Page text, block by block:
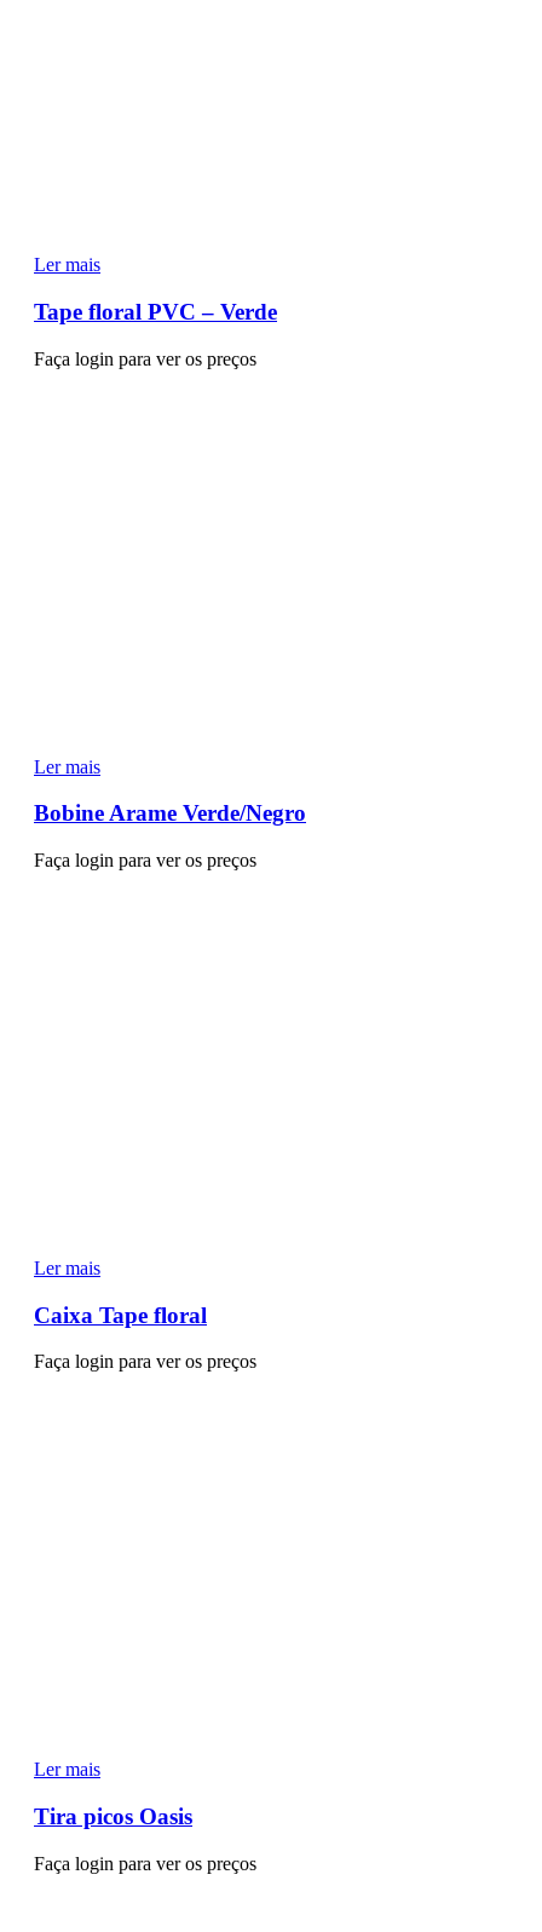
Ler mais
Tape floral PVC – Verde
Faça login para ver os preços
Ler mais
Bobine Arame Verde/Negro
Faça login para ver os preços
Ler mais
Caixa Tape floral
Faça login para ver os preços
Ler mais
Tira picos Oasis
Faça login para ver os preços